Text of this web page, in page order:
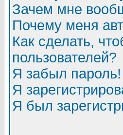
Зачем мне
Почему меня
Как сделать,
пользователей?
Я забыл пароль!
Я
Я был